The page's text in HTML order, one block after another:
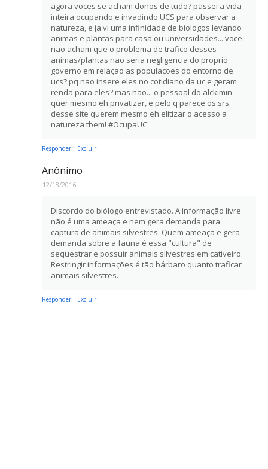
agora voces se acham donos de tudo? passei a vida
inteira ocupando e invadindo UCS para observar a
natureza, e ja vi uma infinidade de biologos levando
animas e plantas para casa ou universidades... voce
nao acham que o problema de trafico desses
animas/plantas nao seria negligencia do proprio
governo em relaçao as populaçoes do entorno de
ucs? pq nao insere eles no cotidiano da uc e geram
renda para eles? mas nao... o pessoal do alckimin
quer mesmo eh privatizar, e pelo q parece os srs.
desse site querem mesmo eh elitizar o acesso a
natureza tbem! #OcupaUC
Responder Excluir
Anônimo
12/18/2016
Discordo do biólogo entrevistado. A informação livre
não é uma ameaça e nem gera demanda para
captura de animais silvestres. Quem ameaça e gera
demanda sobre a fauna é essa "cultura" de
sequestrar e possuir animais silvestres em cativeiro.
Restringir informações é tão bárbaro quanto traficar
animais silvestres.
Responder Excluir